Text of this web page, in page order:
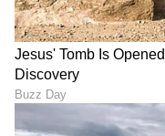
DOWNLOAD
RECOMMENDED